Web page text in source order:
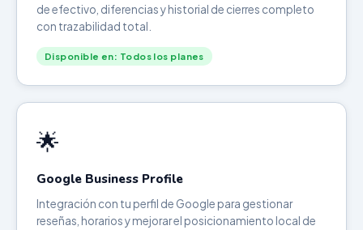
de efectivo, diferencias y historial de cierres completo
con trazabilidad total.
Disponible en: Todos los planes
🌟
Google Business Profile
Integración con tu perfil de Google para gestionar
reseñas, horarios y mejorar el posicionamiento local de